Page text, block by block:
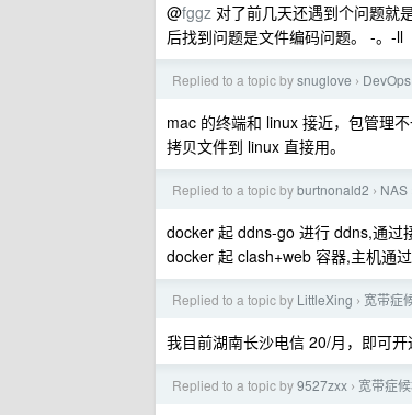
@fggz 对了前几天还遇到个问题就
后找到问题是文件编码问题。 -。-ll
Replied to a topic bysnuglove › DevOps
mac 的终端和 linux 接近，包管理
拷贝文件到 linux 直接用。
Replied to a topic byburtnonald2 › NAS
docker 起 ddns-go 进行 ddns,通过
docker 起 clash+web 容器,主机通
Replied to a topic by LittleXing › 宽带症
我目前湖南长沙电信 20/月，即可
Replied to a topic by9527zxx › 宽带症